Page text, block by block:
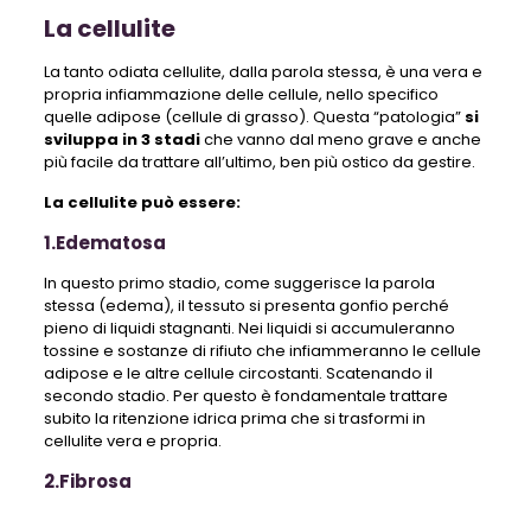
La cellulite
La tanto odiata cellulite, dalla parola stessa, è una vera e
propria infiammazione delle cellule, nello specifico
quelle adipose (cellule di grasso). Questa “patologia” si
sviluppa in 3 stadiche vanno dal meno grave e anche
più facile da trattare all’ultimo, ben più ostico da gestire.
La cellulite può essere:
1.Edematosa
In questo primo stadio, come suggerisce la parola
stessa (edema), il tessuto si presenta gonfio perché
pieno di liquidi stagnanti. Nei liquidi si accumuleranno
tossine e sostanze di rifiuto che infiammeranno le cellule
adipose e le altre cellule circostanti. Scatenando il
secondo stadio. Per questo è fondamentale trattare
subito la ritenzione idrica prima che si trasformi in
cellulite vera e propria.
2.Fibrosa